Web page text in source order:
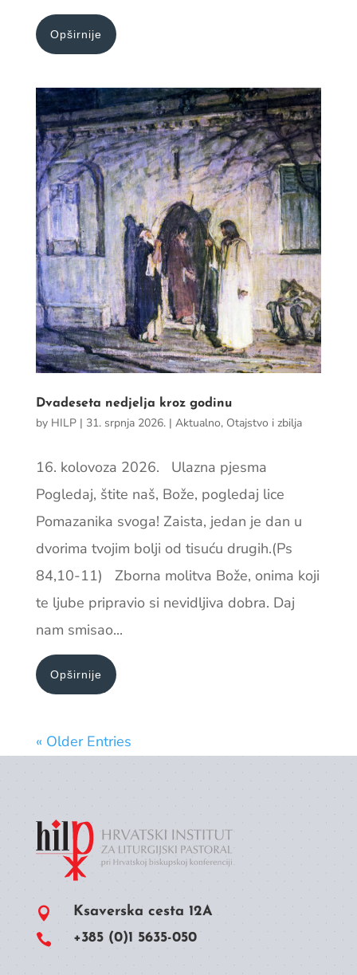
Opširnije
Dvadeseta nedjelja kroz godinu
by HILP| 31. srpnja 2026.| Aktualno, Otajstvo i zbilja
16. kolovoza 2026. Ulazna pjesma
Pogledaj, štite naš, Bože, pogledaj lice
Pomazanika svoga! Zaista, jedan je dan u
dvorima tvojim bolji od tisuću drugih.(Ps
84,10-11) Zborna molitva Bože, onima koji
te ljube pripravio si nevidljiva dobra. Daj
nam smisao...
Opširnije
« Older Entries
 Ksaverska cesta 12A
 +385 (0)1 5635-050